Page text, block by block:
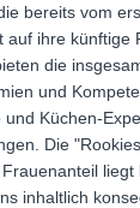
bereits vom
auf ihre künftige
die
und
und Küchen-
Die
liegt
inhaltlich